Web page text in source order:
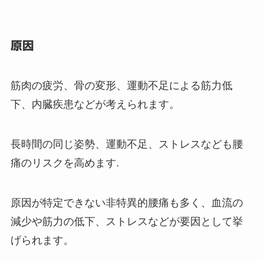
原因
筋肉の疲労、骨の変形、運動不足による筋力低
下、内臓疾患などが考えられます。
長時間の同じ姿勢、運動不足、ストレスなども腰
痛のリスクを高めます.
原因が特定できない非特異的腰痛も多く、血流の
減少や筋力の低下、ストレスなどが要因として挙
げられます。